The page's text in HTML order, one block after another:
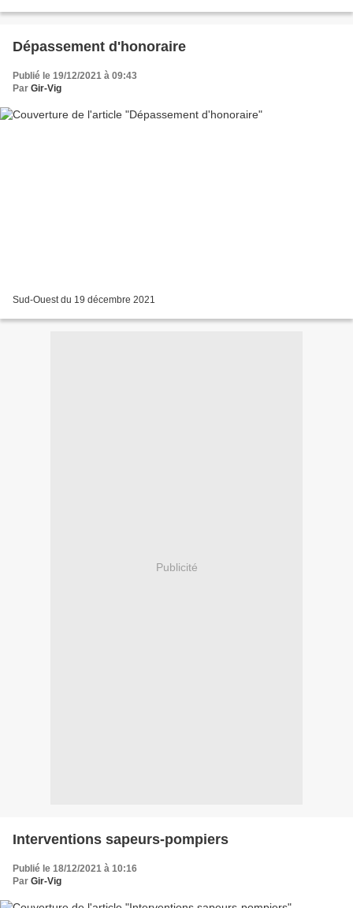
Dépassement d'honoraire
Publié le 19/12/2021 à 09:43
Par Gir-Vig
Sud-Ouest du 19 décembre 2021
Publicité
Interventions sapeurs-pompiers
Publié le 18/12/2021 à 10:16
Par Gir-Vig